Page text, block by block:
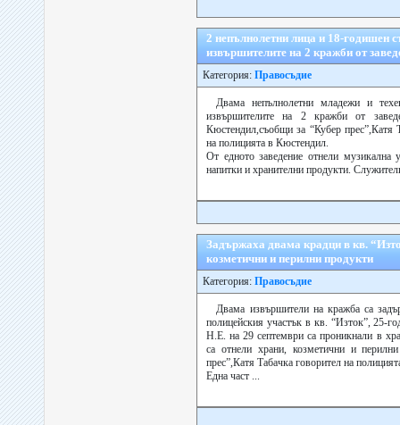
2 непълнолетни лица и 18-годишен
извършителите на 2 кражби от
Категория: Правосъдие
Двама непълнолетни младежи и
извършителите на 2 кражби от
Кюстендил,съобщи за “Кубер прес”,Катя
на полицията в Кюстендил.
От едното заведение отнели музикална
напитки и хранителни продукти.
Задържаха двама крадци в кв.
козметични и перилни продукти
Категория: Правосъдие
Двама извършители на кражба са
полицейския участък в кв. “Изток”, 25-
Н.Е. на 29 септември са проникнали в
са отнели храни, козметични и
прес”,Катя Табачка говорител на
Една част ...